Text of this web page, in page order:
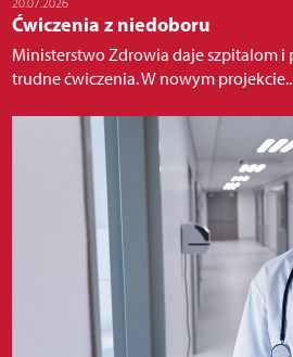
Ćwiczenia z niedoboru
Ministerstwo Zdrowia daje szpitalom
trudne ćwiczenia. W nowym